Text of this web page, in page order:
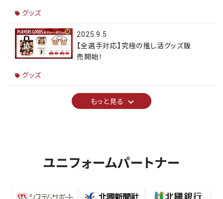
グッズ
2025.9.5
【全選手対応】究極の推し活グッズ販
売開始！
グッズ
もっと見る
ユニフォームパートナー